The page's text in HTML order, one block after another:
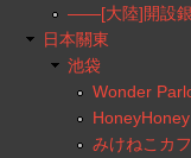
——[大陸]開設
日本關東
池袋
Wonder
みけねこカ